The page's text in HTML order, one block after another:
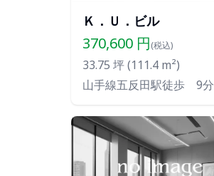
Ｋ．Ｕ．ビル
370,600円(税込)
33.75 坪 (111.4m²)
山手線五反田駅徒歩 9分